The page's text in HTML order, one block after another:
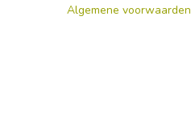
​Algemene voorwaarden